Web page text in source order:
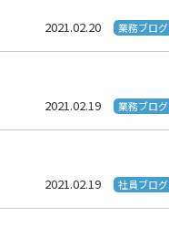
2021.02.20 業務ブログ
2021.02.19 業務ブログ
2021.02.19 社員ブログ